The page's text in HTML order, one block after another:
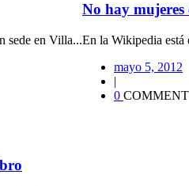
sede en Villa...
No hay
En la Wikipedia está
mayo 5, 2012
|
0 COMMENT